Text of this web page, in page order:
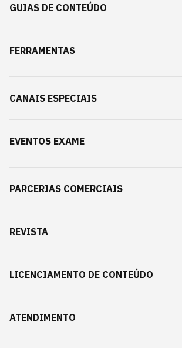
GUIAS DE CONTEÚDO
FERRAMENTAS
CANAIS ESPECIAIS
EVENTOS EXAME
PARCERIAS COMERCIAIS
REVISTA
LICENCIAMENTO DE CONTEÚDO
ATENDIMENTO